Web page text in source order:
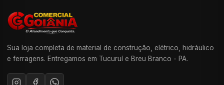
Sua loja completa de material de construção, elétrico, hidráulico
e ferragens. Entregamos em Tucuruí e Breu Branco - PA.